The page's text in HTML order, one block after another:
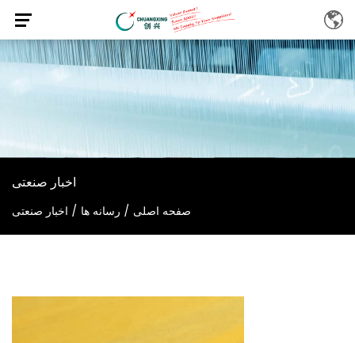
اخبار صنعتی
صفحه اصلی / رسانه ها / اخبار صنعتی